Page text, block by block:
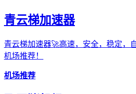
青云梯加速器
青云梯加速器🚀高速，安全，稳定，
机场推荐！
机场推荐